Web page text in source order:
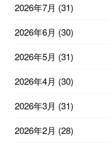
2026年7月 (31)
2026年6月 (30)
2026年5月 (31)
2026年4月 (30)
2026年3月 (31)
2026年2月 (28)